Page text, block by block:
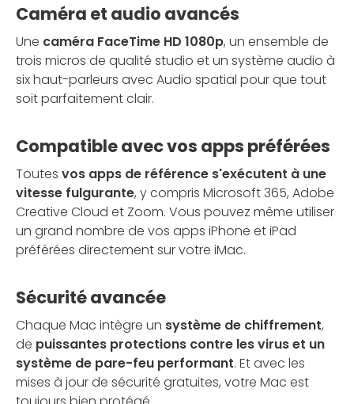
Caméra et audio avancés
Une caméra FaceTime HD 1080p, un ensemble de
trois micros de qualité studio et un système audio à
six haut-parleurs avec Audio spatial pour que tout
soit parfaitement clair.
Compatible avec vos apps préférées
Toutes vos apps de référence s'exécutent à une
vitesse fulgurante, y compris Microsoft 365, Adobe
Creative Cloud et Zoom. Vous pouvez même utiliser
un grand nombre de vos apps iPhone et iPad
préférées directement sur votre iMac.
Sécurité avancée
Chaque Mac intègre un système de chiffrement,
de puissantes protections contre les virus et un
système de pare-feu performant. Et avec les
mises à jour de sécurité gratuites, votre Mac est